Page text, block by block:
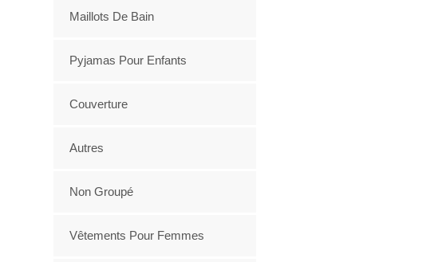
Maillots De Bain
Pyjamas Pour Enfants
Couverture
Autres
Non Groupé
Vêtements Pour Femmes